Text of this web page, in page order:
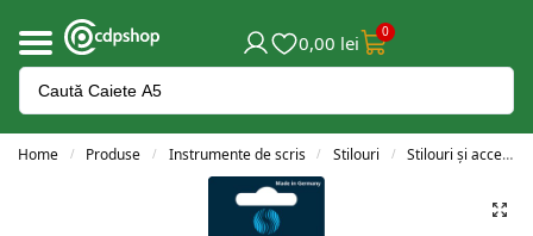
0,00 lei 0
Home / Produse / Instrumente de scris / Stilouri / Stilouri și accesorii